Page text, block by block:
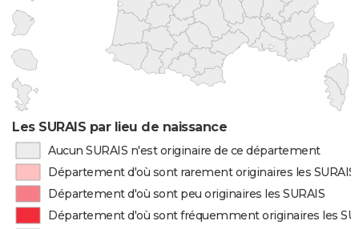
Les SURAIS par lieu de naissance
Aucun SURAIS n'est originaire de ce département
Département d'où sont rarement originaires les SURAIS
Département d'où sont peu originaires les SURAIS
Département d'où sont fréquemment originaires les